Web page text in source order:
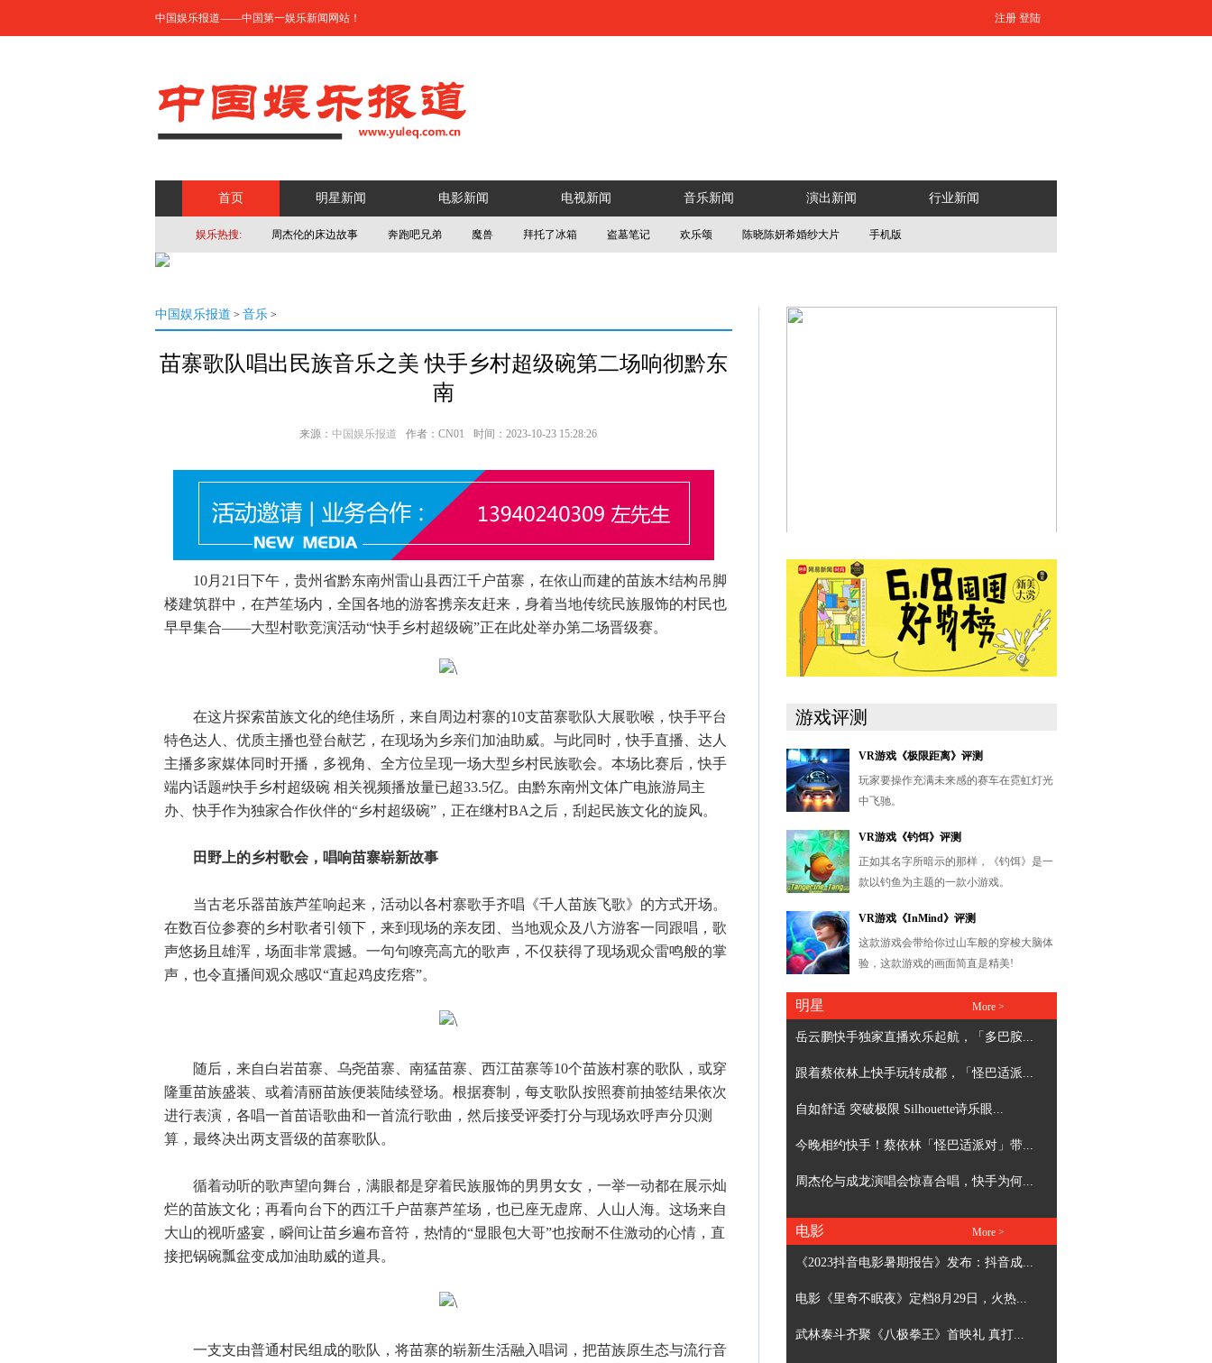
中国娱乐报道——中国第一娱乐新闻网站！ 注册 登陆
首页 明星新闻 电影新闻 电视新闻 音乐新闻 演出新闻 行业新闻
娱乐热搜: 周杰伦的床边故事 奔跑吧兄弟 魔兽 拜托了冰箱 盗墓笔记 欢乐颂 陈晓陈妍希婚纱大片 手机版
中国娱乐报道 > 音乐 >
苗寨歌队唱出民族音乐之美 快手乡村超级碗第二场响彻黔东
南
来源： 中国娱乐报道 作者：CN01 时间：2023-10-23 15:28:26
10月21日下午，贵州省黔东南州雷山县西江千户苗寨，在依山而建的苗族木结构吊脚
楼建筑群中，在芦笙场内，全国各地的游客携亲友赶来，身着当地传统民族服饰的村民也
早早集合——大型村歌竞演活动“快手乡村超级碗”正在此处举办第二场晋级赛。
在这片探索苗族文化的绝佳场所，来自周边村寨的10支苗寨歌队大展歌喉，快手平台
特色达人、优质主播也登台献艺，在现场为乡亲们加油助威。与此同时，快手直播、达人
主播多家媒体同时开播，多视角、全方位呈现一场大型乡村民族歌会。本场比赛后，快手
端内话题#快手乡村超级碗 相关视频播放量已超33.5亿。由黔东南州文体广电旅游局主
办、快手作为独家合作伙伴的“乡村超级碗”，正在继村BA之后，刮起民族文化的旋风。
田野上的乡村歌会，唱响苗寨崭新故事
当古老乐器苗族芦笙响起来，活动以各村寨歌手齐唱《千人苗族飞歌》的方式开场。
在数百位参赛的乡村歌者引领下，来到现场的亲友团、当地观众及八方游客一同跟唱，歌
声悠扬且雄浑，场面非常震撼。一句句嘹亮高亢的歌声，不仅获得了现场观众雷鸣般的掌
声，也令直播间观众感叹“直起鸡皮疙瘩”。
随后，来自白岩苗寨、乌尧苗寨、南猛苗寨、西江苗寨等10个苗族村寨的歌队，或穿
隆重苗族盛装、或着清丽苗族便装陆续登场。根据赛制，每支歌队按照赛前抽签结果依次
进行表演，各唱一首苗语歌曲和一首流行歌曲，然后接受评委打分与现场欢呼声分贝测
算，最终决出两支晋级的苗寨歌队。
循着动听的歌声望向舞台，满眼都是穿着民族服饰的男男女女，一举一动都在展示灿
烂的苗族文化；再看向台下的西江千户苗寨芦笙场，也已座无虚席、人山人海。这场来自
大山的视听盛宴，瞬间让苗乡遍布音符，热情的“显眼包大哥”也按耐不住激动的心情，直
接把锅碗瓢盆变成加油助威的道具。
一支支由普通村民组成的歌队，将苗寨的崭新生活融入唱词，把苗族原生态与流行音
明星 More >
岳云鹏快手独家直播欢乐起航，「多巴胺...
跟着蔡依林上快手玩转成都，「怪巴适派...
自如舒适 突破极限 Silhouette诗乐眼...
今晚相约快手！蔡依林「怪巴适派对」带...
周杰伦与成龙演唱会惊喜合唱，快手为何...
电影 More >
《2023抖音电影暑期报告》发布：抖音成...
电影《里奇不眠夜》定档8月29日，火热...
武林泰斗齐聚《八极拳王》首映礼 真打...